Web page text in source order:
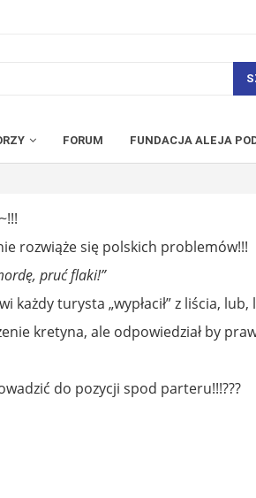
FORUM FUNDACJA ALEJA
rozwiąże się polskich problemów!!!
pruć flaki!”
turysta „wypłacił” z liścia, lub,
kretyna, ale odpowiedział by
do pozycji spod parteru!!!???